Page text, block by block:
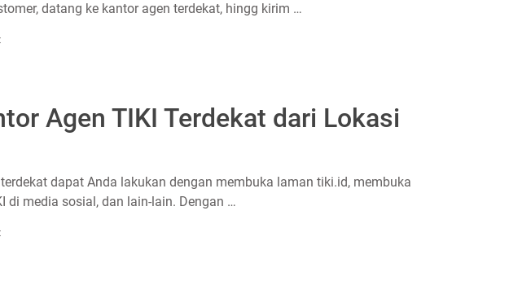
datang ke kantor agen terdekat, hingg kirim …
Agen TIKI Terdekat dari Lokasi
dapat Anda lakukan dengan membuka laman tiki.id, membuka
di media sosial, dan lain-lain. Dengan …